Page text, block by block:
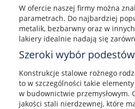
W ofercie naszej firmy można
parametrach. Do najbardziej
metalik, bezbarwny oraz w
lakiery idealnie nadają się
Szeroki wybór
Konstrukcje stalowe rożnego
to w szczególności takie
w budownictwie przemysłowym.
jakości stali nierdzewnej, które